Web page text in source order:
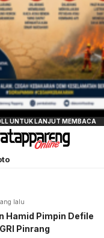
lalu
Hamid Pimpin Defile
Pinrang